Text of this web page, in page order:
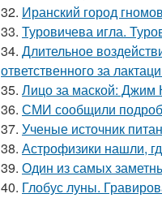
32. Иранский город
33. Туровичева игла.
34. Длительное
ответственного за
35. Лицо за маской: Джим
36. СМИ сообщили
37. Ученые источник
38. Астрофизики нашли,
39. Один из самых
40. Глобус луны.